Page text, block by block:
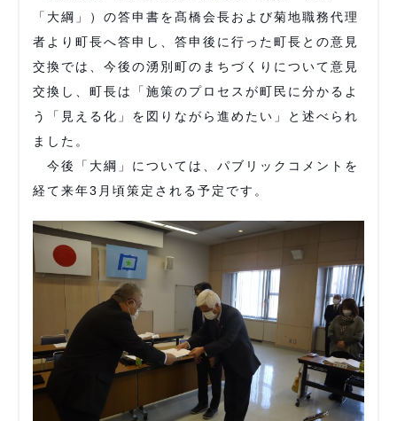
「大綱」）の答申書を髙橋会長および菊地職務代理
者より町長へ答申し、答申後に行った町長との意見
交換では、今後の湧別町のまちづくりについて意見
交換し、町長は「施策のプロセスが町民に分かるよ
う「見える化」を図りながら進めたい」と述べられ
ました。
今後「大綱」については、パブリックコメントを
経て来年3月頃策定される予定です。